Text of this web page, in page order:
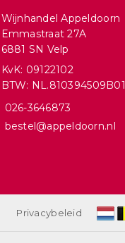
Wijnhandel Appeldoorn
Emmastraat 27A
6881 SN Velp
KvK: 09122102
BTW: NL.810394509B01
026-3646873
bestel@appeldoorn.nl
Privacybeleid